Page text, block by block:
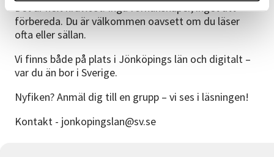
Det är helt kravlöst. Inga förkunskaper, inget att
förbereda. Du är välkommen oavsett om du läser
ofta eller sällan.
Vi finns både på plats i Jönköpings län och digitalt –
var du än bor i Sverige.
Nyfiken? Anmäl dig till en grupp – vi ses i läsningen!
Kontakt - jonkopingslan@sv.se